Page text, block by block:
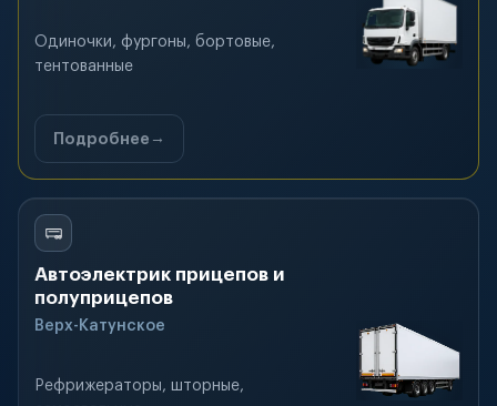
Одиночки, фургоны, бортовые,
тентованные
Подробнее
Автоэлектрик прицепов и
полуприцепов
Верх-Катунское
Рефрижераторы, шторные,